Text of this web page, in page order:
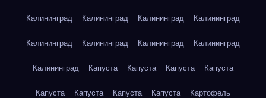
Калининград Калининград Калининград Калининград
Калининград Калининград Калининград Калининград
Калининград Капуста Капуста Капуста Капуста
Капуста Капуста Капуста Капуста Картофель